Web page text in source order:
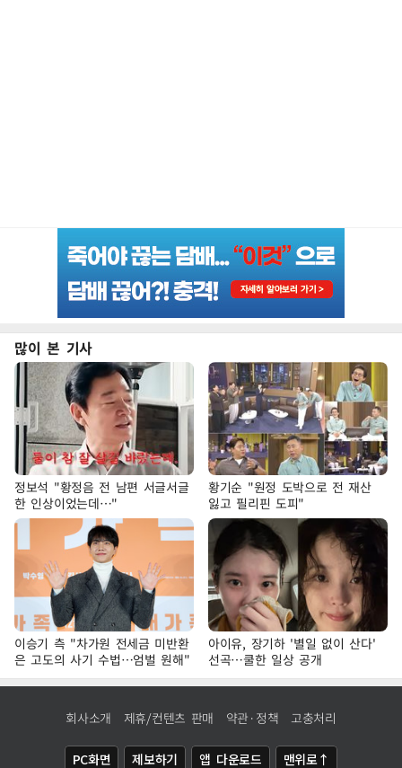
많이 본 기사
정보석 "황정음 전 남편 서글서글
한 인상이었는데…"
황기순 "원정 도박으로 전 재산
잃고 필리핀 도피"
이승기 측 "차가원 전세금 미반환
은 고도의 사기 수법…엄벌 원해"
아이유, 장기하 '별일 없이 산다'
선곡…쿨한 일상 공개
회사소개 제휴/컨텐츠 판매 약관·정책 고충처리
PC화면 제보하기 앱 다운로드 맨위로↑